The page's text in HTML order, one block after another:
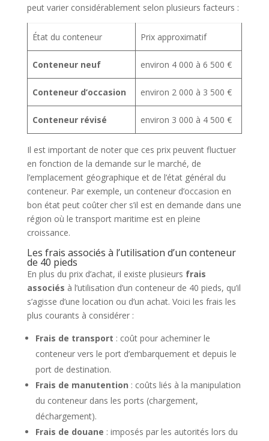
peut varier considérablement selon plusieurs facteurs :
État du conteneur Prix approximatif
Conteneur neuf environ 4 000 à 6 500 €
Conteneur d’occasion environ 2 000 à 3 500 €
Conteneur révisé environ 3 000 à 4 500 €
Il est important de noter que ces prix peuvent fluctuer
en fonction de la demande sur le marché, de
l’emplacement géographique et de l’état général du
conteneur. Par exemple, un conteneur d’occasion en
bon état peut coûter cher s’il est en demande dans une
région où le transport maritime est en pleine
croissance.
Les frais associés à l’utilisation d’un conteneur
de 40 pieds
En plus du prix d’achat, il existe plusieurs frais
associés à l’utilisation d’un conteneur de 40 pieds, qu’il
s’agisse d’une location ou d’un achat. Voici les frais les
plus courants à considérer :
Frais de transport : coût pour acheminer le
conteneur vers le port d’embarquement et depuis le
port de destination.
Frais de manutention : coûts liés à la manipulation
du conteneur dans les ports (chargement,
déchargement).
Frais de douane : imposés par les autorités lors du